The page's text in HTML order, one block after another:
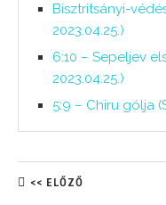
Bisztritsányi-
2023.04.25.)
6:10 – Sepeljev
2023.04.25.)
5:9 – Chiru gólja
<< ELŐZŐ